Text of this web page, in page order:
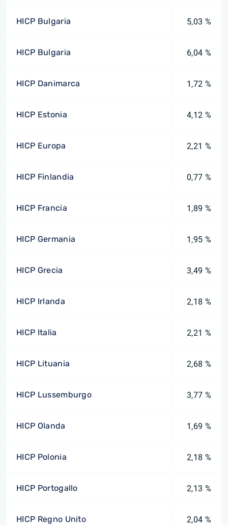
HICP Bulgaria 5,03 %
HICP Bulgaria 6,04 %
HICP Danimarca 1,72 %
HICP Estonia 4,12 %
HICP Europa 2,21 %
HICP Finlandia 0,77 %
HICP Francia 1,89 %
HICP Germania 1,95 %
HICP Grecia 3,49 %
HICP Irlanda 2,18 %
HICP Italia 2,21 %
HICP Lituania 2,68 %
HICP Lussemburgo 3,77 %
HICP Olanda 1,69 %
HICP Polonia 2,18 %
HICP Portogallo 2,13 %
HICP Regno Unito 2,04 %